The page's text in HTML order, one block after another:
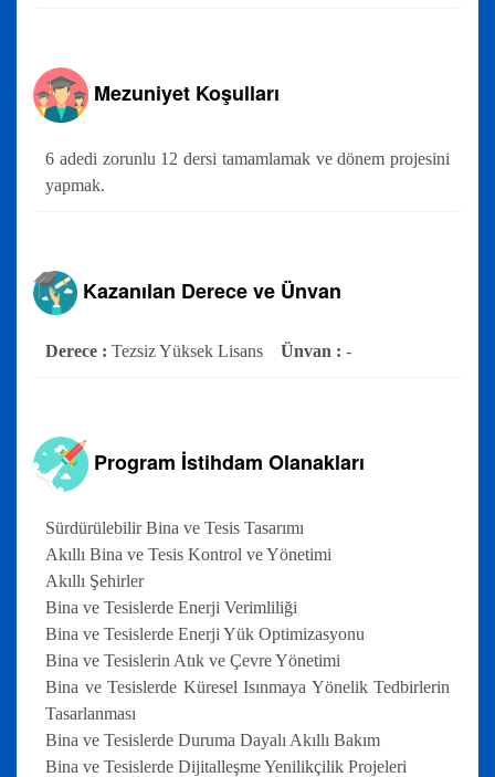
Mezuniyet Koşulları
6 adedi zorunlu 12 dersi tamamlamak ve dönem projesini
yapmak.
Kazanılan Derece ve Ünvan
Derece : Tezsiz Yüksek Lisans Ünvan : -
Program İstihdam Olanakları
Sürdürülebilir Bina ve Tesis Tasarımı
Akıllı Bina ve Tesis Kontrol ve Yönetimi
Akıllı Şehirler
Bina ve Tesislerde Enerji Verimliliği
Bina ve Tesislerde Enerji Yük Optimizasyonu
Bina ve Tesislerin Atık ve Çevre Yönetimi
Bina ve Tesislerde Küresel Isınmaya Yönelik Tedbirlerin
Tasarlanması
Bina ve Tesislerde Duruma Dayalı Akıllı Bakım
Bina ve Tesislerde Dijitalleşme Yenilikçilik Projeleri